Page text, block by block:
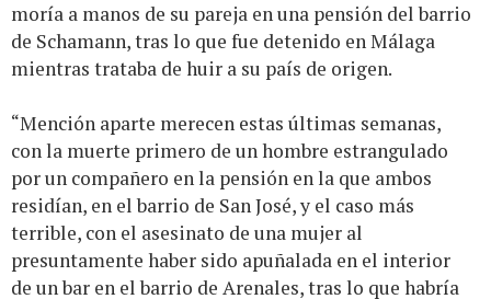
moría a manos de su pareja en una pensión del barrio
de Schamann, tras lo que fue detenido en Málaga
mientras trataba de huir a su país de origen.
“Mención aparte merecen estas últimas semanas,
con la muerte primero de un hombre estrangulado
por un compañero en la pensión en la que ambos
residían, en el barrio de San José, y el caso más
terrible, con el asesinato de una mujer al
presuntamente haber sido apuñalada en el interior
de un bar en el barrio de Arenales, tras lo que habría